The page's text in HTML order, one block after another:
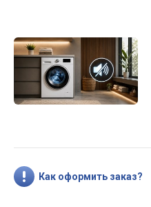
Как оформить заказ?